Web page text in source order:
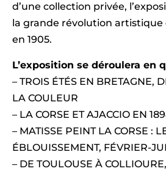
d’une collection privée,
la grande révolution
en 1905.
L’exposition se déroulera en
– TROIS ÉTÉS EN BRETAGNE,
LA COULEUR
– LA CORSE ET AJACCIO EN
– MATISSE PEINT LA CORSE :
ÉBLOUISSEMENT, FÉVRIER-
– DE TOULOUSE À